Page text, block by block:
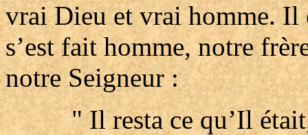
vrai Dieu et vrai homme.
s’est fait homme, notre
notre Seigneur :
" Il resta ce qu’Il